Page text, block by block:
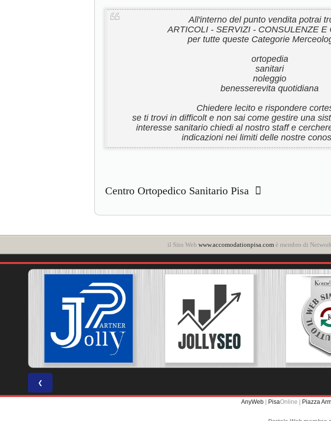
All'interno del punto vendita potrai
ARTICOLI - SERVIZI - CONSULENZE E
per tutte queste Categorie
ortopedia
sanitari
noleggio
benesserevita quotidiana
Chiedere lecito e rispondere
se ti trovi in difficolt e non sai come gestire una
interesse sanitario chiedi al nostro staff e
indicazioni nei limiti delle nostre
Centro Ortopedico Sanitario Pisa
il Sito Web www.accomodationpisa.comè membro di
❮
AnyWeb | PisaOnline | Piazza